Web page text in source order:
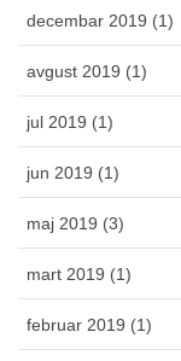
decembar 2019 (1)
avgust 2019 (1)
jul 2019 (1)
jun 2019 (1)
maj 2019 (3)
mart 2019 (1)
februar 2019 (1)